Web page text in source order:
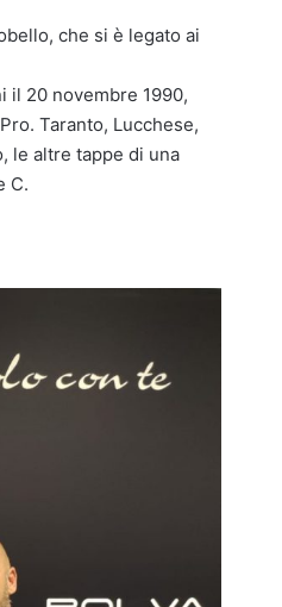
che si è legato ai
il 20 novembre 1990,
Taranto, Lucchese,
le altre tappe di una
C.